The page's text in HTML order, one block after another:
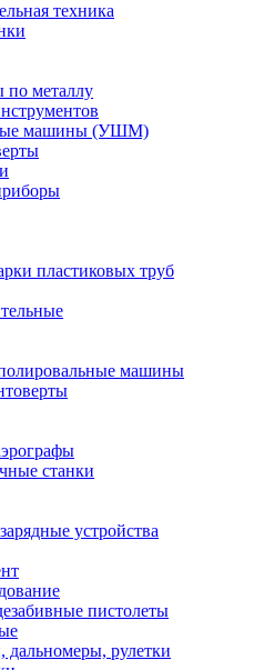
техника
металлу
машины (УШМ)
пластиковых труб
машины
станки
устройства
пистолеты
дальномеры, рулетки